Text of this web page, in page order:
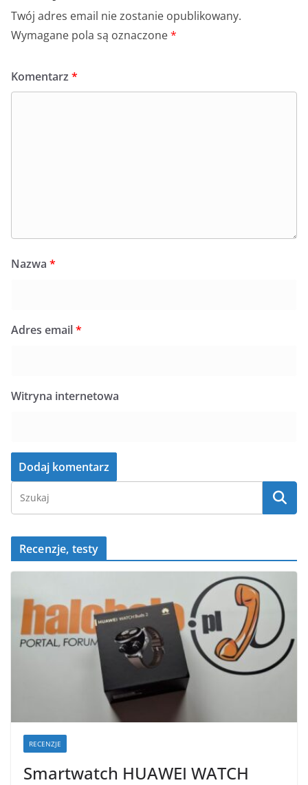
Twój adres email nie zostanie opublikowany.
Wymagane pola są oznaczone*
Komentarz *
Nazwa *
Adres email*
Witryna internetowa
Recenzje, testy
RECENZJE
Smartwatch HUAWEI WATCH